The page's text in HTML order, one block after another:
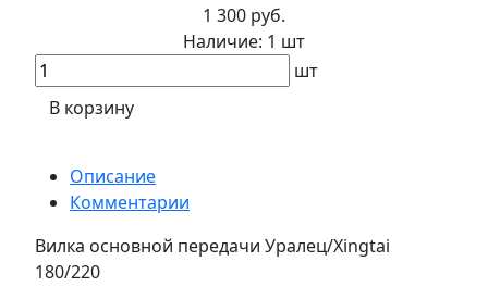
1 300 руб.
Наличие: 1 шт
шт
В корзину
Описание
Комментарии
Вилка основной передачи Уралец/Xingtai
180/220